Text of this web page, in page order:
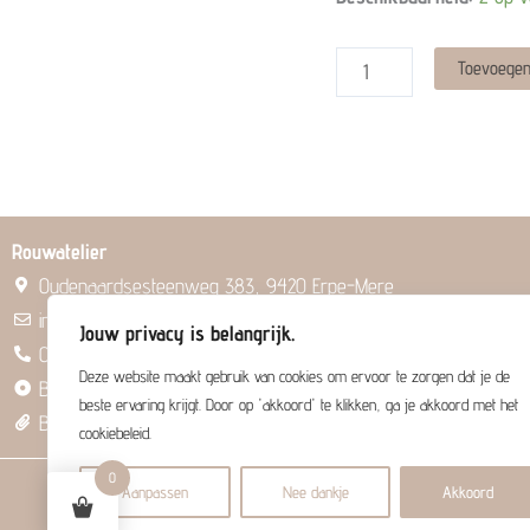
Jouw privacy is belangrijk.
Deze website maakt gebruik van cookies om ervoor te zorgen dat je de
beste ervaring krijgt. Door op 'akkoord' te klikken, ga je akkoord met het
cookiebeleid.
Aanpassen Nee dankje Akkoord
Huisje
bij
Rouwatelier
Oudenaardsesteenweg 383, 9420 Erpe-Mere
info@rouwatelier.be
053 84 05 55
BV Savanca
BE0830 970 987
0